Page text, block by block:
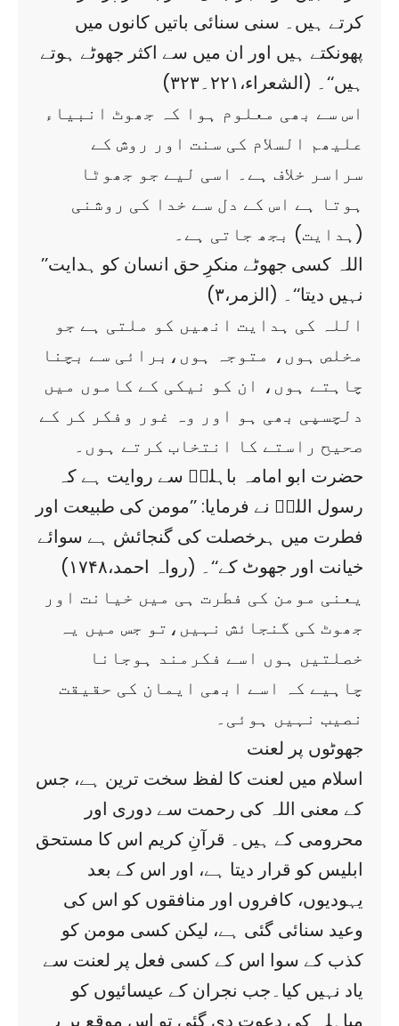
کرتے ہیں۔ سنی سنائی باتیں کانوں میں
پھونکتے ہیں اور ان میں سے اکثر جھوٹے ہوتے
ہیں‘‘۔ (الشعراء،۲۲۱۔۳۲۳)
اس سے بھی معلوم ہوا کہ جھوٹ انبیاء
علیھم السلام کی سنت اور روش کے
سراسر خلاف ہے۔ اسی لیے جو جھوٹا
ہوتا ہے اس کے دل سے خدا کی روشنی
(ہدایت) بجھ جاتی ہے۔
’’اللہ کسی جھوٹے منکرِ حق انسان کو ہدایت
نہیں دیتا‘‘۔ (الزمر،۳)
اللہ کی ہدایت انھیں کو ملتی ہے جو
مخلص ہوں، متوجہ ہوں،برائی سے بچنا
چاہتے ہوں، ان کو نیکی کے کاموں میں
دلچسپی بھی ہو اور وہ غور وفکر کر کے
صحیح راستے کا انتخاب کرتے ہوں۔
حضرت ابو امامہ باہلیؓ سے روایت ہے کہ
رسول اللہؐ نے فرمایا: ’’مومن کی طبیعت اور
فطرت میں ہرخصلت کی گنجائش ہے سوائے
خیانت اور جھوٹ کے‘‘۔ (رواہ احمد،۱۷۴۸)
یعنی مومن کی فطرت ہی میں خیانت اور
جھوٹ کی گنجائش نہیں،تو جس میں یہ
خصلتیں ہوں اسے فکرمند ہوجانا
چاہیے کہ اسے ابھی ایمان کی حقیقت
نصیب نہیں ہوئی۔
جھوٹوں پر لعنت
اسلام میں لعنت کا لفظ سخت ترین ہے، جس
کے معنی اللہ کی رحمت سے دوری اور
محرومی کے ہیں۔ قرآنِ کریم اس کا مستحق
ابلیس کو قرار دیتا ہے، اور اس کے بعد
یہودیوں، کافروں اور منافقوں کو اس کی
وعید سنائی گئی ہے، لیکن کسی مومن کو
کذب کے سوا اس کے کسی فعل پر لعنت سے
یاد نہیں کیا۔جب نجران کے عیسائیوں کو
مباہلہ کی دعوت دی گئی تو اس موقع پر یہ